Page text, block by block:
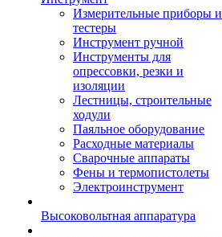
Измерительные приборы и
тестеры
Инструмент ручной
Инструменты для
опрессовки, резки и
изоляции
Лестницы, строительные
ходули
Паяльное оборудование
Расходные материалы
Сварочные аппараты
Фены и термопистолеты
Электроинструмент
Высоковольтная аппаратура